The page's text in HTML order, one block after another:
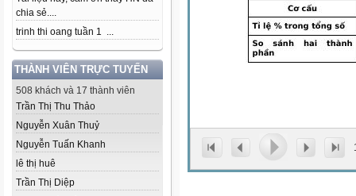
chia sẻ....
trinh thi oang tuần 1 ...
THÀNH VIÊN TRỰC TUYẾN
508 khách và 17 thành viên
Trần Thị Thu Thảo
Nguyễn Xuân Thuỷ
Nguyễn Tuấn Khanh
lê thị huê
Trần Thị Diệp